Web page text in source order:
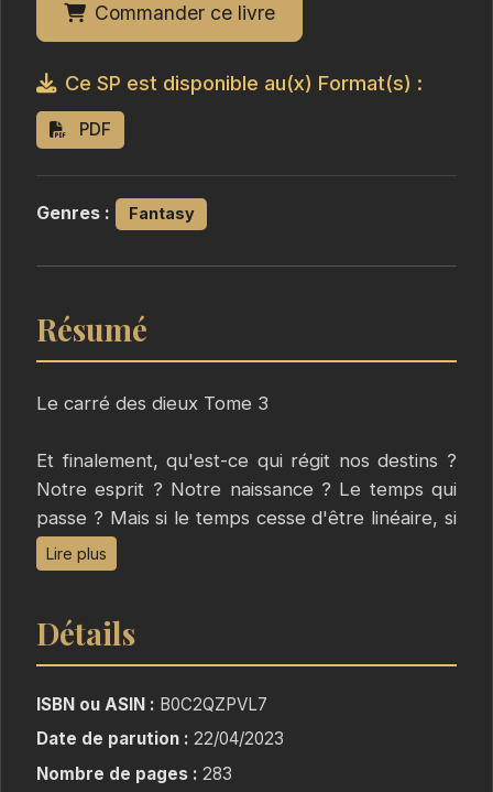
Commander ce livre
Ce SP est disponible au(x) Format(s) :
PDF
Genres : Fantasy
Résumé
Le carré des dieux Tome 3
Et finalement, qu'est-ce qui régit nos destins ?
Notre esprit ? Notre naissance ? Le temps qui
passe ? Mais si le temps cesse d'être linéaire, si
nos naissances sont multiples ainsi que nos
morts, mais que notre esprit groggy, toujours
morceaux, peut-être que pourra se réaliser la
prophétie akashire.
"Sylvia plongea sa main dans le petit sac à
lanière rouge, sentit le contact amical de la
pierre et l’en sortit rapidement. De sa dague,
Lire plus
Détails
ISBN ou ASIN : B0C2QZPVL7
Date de parution : 22/04/2023
Nombre de pages : 283